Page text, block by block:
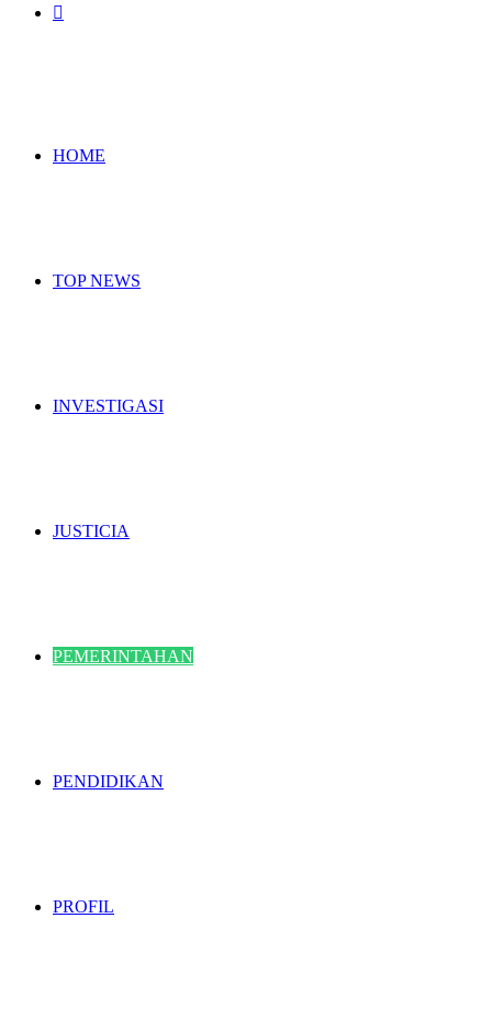
HOME
TOP NEWS
INVESTIGASI
JUSTICIA
PEMERINTAHAN
PENDIDIKAN
PROFIL